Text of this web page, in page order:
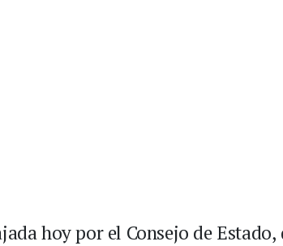
hoy por el Consejo de